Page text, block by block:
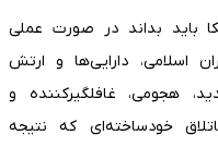
باید بداند در صورت عملی
اسلامی، دارایی‌ها و ارتش
هجومی، غافلگیرکننده و
خودساخته‌ای که نتیجه